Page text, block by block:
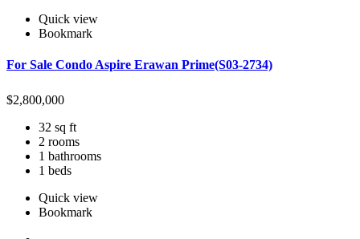
Quick view
Bookmark
For Sale Condo Aspire Erawan Prime(S03-2734)
$2,800,000
32 sq ft
2 rooms
1 bathrooms
1 beds
Quick view
Bookmark